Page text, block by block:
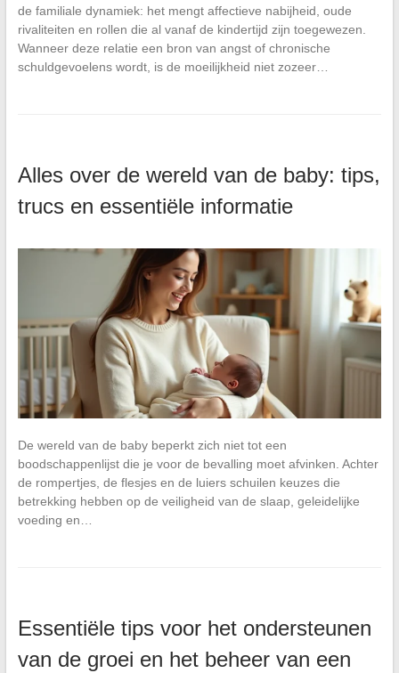
de familiale dynamiek: het mengt affectieve nabijheid, oude
rivaliteiten en rollen die al vanaf de kindertijd zijn toegewezen.
Wanneer deze relatie een bron van angst of chronische
schuldgevoelens wordt, is de moeilijkheid niet zozeer…
Alles over de wereld van de baby: tips,
trucs en essentiële informatie
De wereld van de baby beperkt zich niet tot een
boodschappenlijst die je voor de bevalling moet afvinken. Achter
de rompertjes, de flesjes en de luiers schuilen keuzes die
betrekking hebben op de veiligheid van de slaap, geleidelijke
voeding en…
Essentiële tips voor het ondersteunen
van de groei en het beheer van een